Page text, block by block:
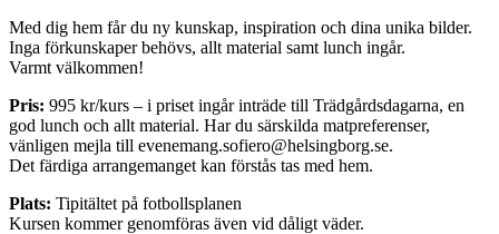
Med dig hem får du ny kunskap, inspiration och dina unika bilder.
Inga förkunskaper behövs, allt material samt lunch ingår.
Varmt välkommen!
Pris: 995 kr/kurs – i priset ingår inträde till Trädgårdsdagarna, en
god lunch och allt material. Har du särskilda matpreferenser,
vänligen mejla till evenemang.sofiero@helsingborg.se.
Det färdiga arrangemanget kan förstås tas med hem.
Plats: Tipitältet på fotbollsplanen
Kursen kommer genomföras även vid dåligt väder.